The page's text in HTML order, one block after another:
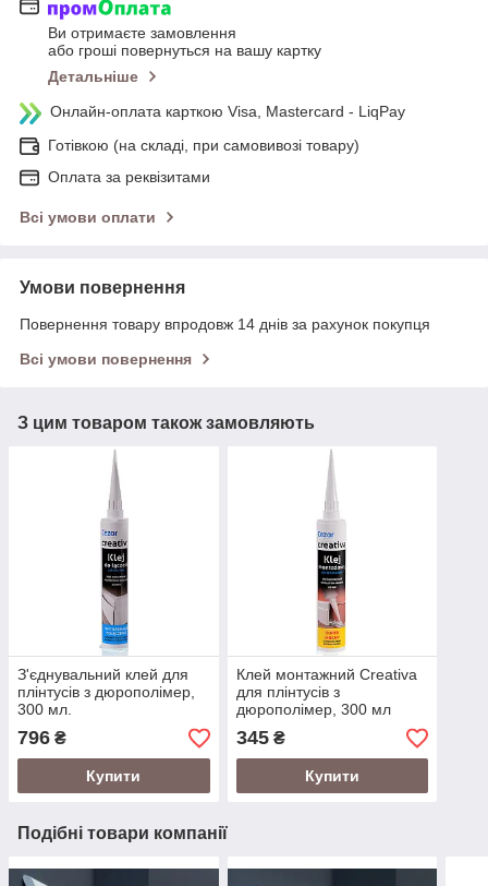
Ви отримаєте замовлення
або гроші повернуться на вашу картку
Детальніше
Онлайн-оплата карткою Visa, Mastercard - LiqPay
Готівкою (на складі, при самовивозі товару)
Оплата за реквізитами
Всі умови оплати
Умови повернення
Повернення товару впродовж 14 днів за рахунок покупця
Всі умови повернення
З цим товаром також замовляють
З'єднувальний клей для
плінтусів з дюрополімер,
300 мл.
796 ₴
Купити
Клей монтажний Creativa
для плінтусів з
дюрополімер, 300 мл
345₴
Купити
Подібні товари компанії